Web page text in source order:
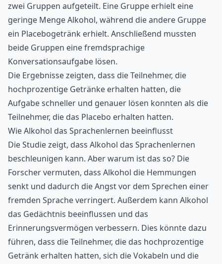
zwei Gruppen aufgeteilt. Eine Gruppe erhielt eine
geringe Menge Alkohol, während die andere Gruppe
ein Placebogetränk erhielt. Anschließend mussten
beide Gruppen eine fremdsprachige
Konversationsaufgabe lösen.
Die Ergebnisse zeigten, dass die Teilnehmer, die
hochprozentige Getränke erhalten hatten, die
Aufgabe schneller und genauer lösen konnten als die
Teilnehmer, die das Placebo erhalten hatten.
Wie Alkohol das Sprachenlernen beeinflusst
Die Studie zeigt, dass Alkohol das Sprachenlernen
beschleunigen kann. Aber warum ist das so? Die
Forscher vermuten, dass Alkohol die Hemmungen
senkt und dadurch die Angst vor dem Sprechen einer
fremden Sprache verringert. Außerdem kann Alkohol
das Gedächtnis beeinflussen und das
Erinnerungsvermögen verbessern. Dies könnte dazu
führen, dass die Teilnehmer, die das hochprozentige
Getränk erhalten hatten, sich die Vokabeln und die